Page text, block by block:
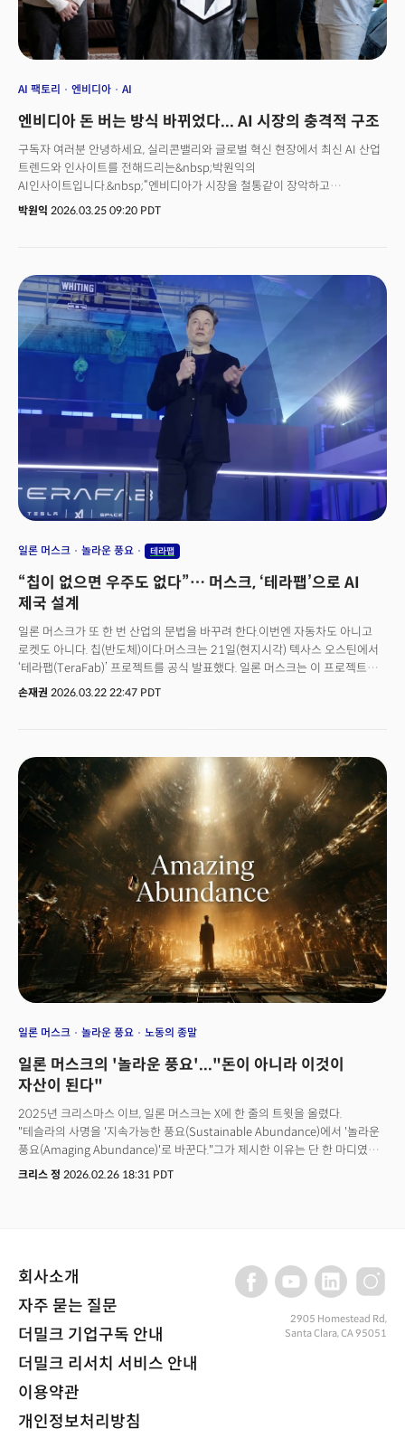
AI 팩토리 엔비디아 AI
엔비디아 돈 버는 방식 바뀌었다... AI 시장의 충격적 구조
구독자 여러분 안녕하세요, 실리콘밸리와 글로벌 혁신 현장에서 최신 AI 산업
트렌드와 인사이트를 전해드리는&nbsp;박원익의
AI인사이트입니다.&nbsp;“엔비디아가 시장을 철통같이 장악하고
있다.”월스트리트저널(WSJ)은 23일(현지시각) 엔비디아가 “소규모
생태계의&nbsp;공급자이자 투자자, 그리고 채권자’라는 유일무이한 지위를
획득했다는 설명입니다.실제로 이번 GTC 2026 때 진행된 패널 토론에서
이와 같은 엔비디아의 막강한 영향력이 확인됐습니다. 퍼플렉시티, 커서,
미스트랄 AI, 싱킹머신스랩 등&nbsp;AI 생태계 리더 10명이 모여 황 CEO가
주관한 패널 토론에 참여한 것이죠. 엔비디아는 이 기업들에 자금을 투자한
투자자이자 첨단 칩을 제공하는 공급자이며 이들로부터 칩 판매 대금을 받는
채권자입니다.&nbsp;시장에서는 엔비디아의 최신 칩을 구하기 어렵습니다.
AI 기업들은 경쟁력 확보를 위해 강력한 AI 칩이 필요하죠. AI 리더들이 젠슨
황 CEO를 찾고, 엔비디아에 더욱 의존하게 되는 이유가 여기에
박원익 2026.03.25 09:20 PDT
일론 머스크 놀라운 풍요 테라팹
“칩이 없으면 우주도 없다”… 머스크, ‘테라팹’으로 AI
제국 설계
일론 머스크가 또 한 번 산업의 문법을 바꾸려 한다.이번엔 자동차도 아니고
로켓도 아니다. 칩(반도체)이다.머스크는 21일(현지시각) 텍사스 오스틴에서
‘테라팹(TeraFab)’ 프로젝트를 공식 발표했다. 일론 머스크는 이 프로젝트를
"역사상 가장 서사적인 칩 제조 도전이다. 사람들이 아직 상상조차 하지
든 것은 칩 공장이 아니라 예고한대로 '놀라운 풍요(Amazing
Abundance)'를 향한 문명 설계도에 가깝다. 지난 2012년 테슬라 모델S를
발표하며 놀라운 풍요 세계관의 시작을 공식 선언한 것이다. 👉 일론 머스크의
'놀라운 풍요'..."돈이 아니라 이것이 자산이 된다"
손재권 2026.03.22 22:47 PDT
일론 머스크 놀라운 풍요 노동의 종말
일론 머스크의 '놀라운 풍요'..."돈이 아니라 이것이
자산이 된다"
2025년 크리스마스 이브, 일론 머스크는 X에 한 줄의 트윗을 올렸다.
"테슬라의 사명을 '지속가능한 풍요(Sustainable Abundance)에서 '놀라운
풍요(Amaging Abundance)'로 바꾼다."그가 제시한 이유는 단 한 마디였다.
후자가 더 즐겁다는 것. 머스크는 이를 단순한 단어의 교체처럼 제시했지만
크리스 정 2026.02.26 18:31 PDT
회사소개
자주 묻는 질문
더밀크 기업구독 안내
더밀크 리서치 서비스 안내
이용약관
개인정보처리방침
2905 Homestead Rd,
Santa Clara, CA 95051